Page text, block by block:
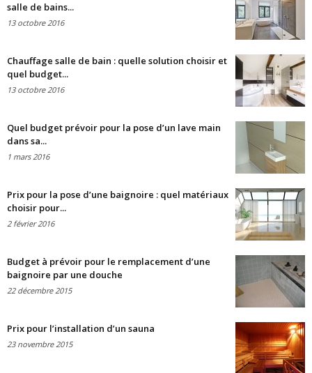
salle de bains...
13 octobre 2016
Chauffage salle de bain : quelle solution choisir et
quel budget...
13 octobre 2016
Quel budget prévoir pour la pose d’un lave main
dans sa...
1 mars 2016
Prix pour la pose d’une baignoire : quel matériaux
choisir pour...
2 février 2016
Budget à prévoir pour le remplacement d’une
baignoire par une douche
22 décembre 2015
Prix pour l’installation d’un sauna
23 novembre 2015